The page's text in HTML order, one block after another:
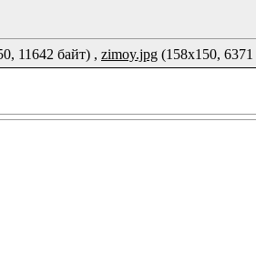
11642 байт) , zimoy.jpg (158x150, 6371